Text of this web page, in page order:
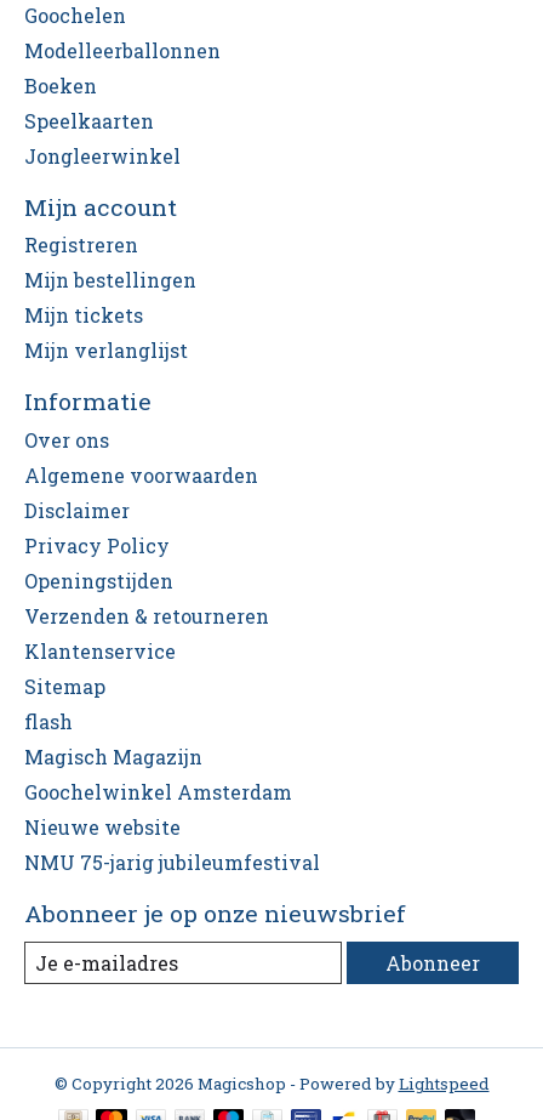
Goochelen
Modelleerballonnen
Boeken
Speelkaarten
Jongleerwinkel
Mijn account
Registreren
Mijn bestellingen
Mijn tickets
Mijn verlanglijst
Informatie
Over ons
Algemene voorwaarden
Disclaimer
Privacy Policy
Openingstijden
Verzenden & retourneren
Klantenservice
Sitemap
flash
Magisch Magazijn
Goochelwinkel Amsterdam
Nieuwe website
NMU 75-jarig jubileumfestival
Abonneer je op onze nieuwsbrief
Abonneer
© Copyright 2026 Magicshop - Powered byLightspeed